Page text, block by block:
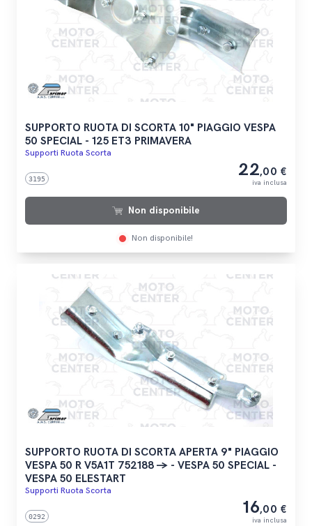
SUPPORTO RUOTA DI SCORTA 10" PIAGGIO VESPA
50 SPECIAL - 125 ET3 PRIMAVERA
Supporti Ruota Scorta
3195 22,00 €
iva inclusa
Non disponibile
Non disponibile!
SUPPORTO RUOTA DI SCORTA APERTA 9" PIAGGIO
VESPA 50 R V5A1T 752188 -> - VESPA 50 SPECIAL -
VESPA 50 ELESTART
Supporti Ruota Scorta
0292 16,00 €
iva inclusa